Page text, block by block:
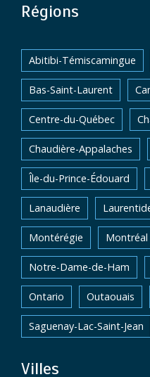
Régions
Abitibi-Témiscamingue
Bas-Saint-Laurent
Centre-du-Québec
Chaudière-Appalaches
Île-du-Prince-Édouard
Lanaudière
Montérégie Montréal
Notre-Dame-de-Ham
Ontario Outaouais
Saguenay-Lac-Saint-Jean
Villes